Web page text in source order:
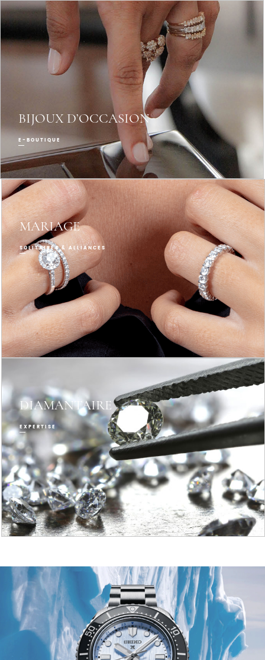
BIJOUX D’OCCASION
E-BOUTIQUE
MARIAGE
SOLITAIRES & ALLIANCES
DIAMANTAIRE
EXPERTISE